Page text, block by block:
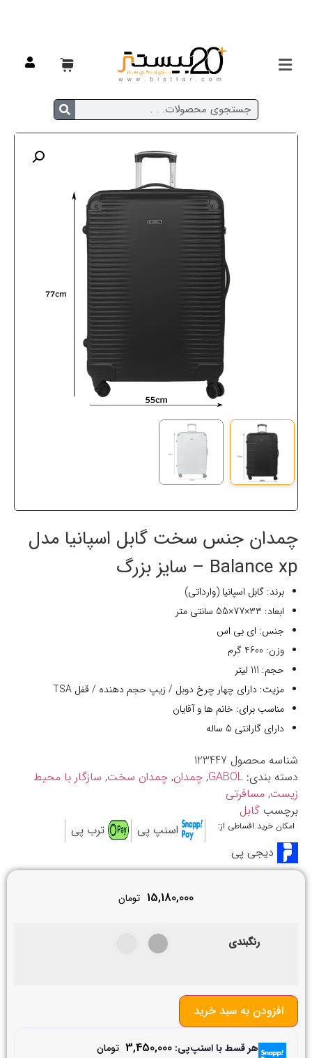
چمدان جنس سخت گابل اسپانیا مدل
Balance xp – سایز بزرگ
برند: گابل اسپانیا (وارداتی)
ابعاد: 33×77×55 سانتی متر
جنس: ای بی اس
وزن: 4600 گرم
حجم: 111 لیتر
مزیت: دارای چهار چرخ دوبل / زیپ حجم دهنده / قفل TSA
مناسب برای: خانم ها و آقایان
دارای گارانتی 5 ساله
شناسه محصول 123447
دسته بندی: GABOL
, چمدان, چمدان سخت, سازگار با محیط
زیست, مسافرتی
برچسب گابل
امکان خرید اقساطی از: اسنپ پی
ترب پی
دیجی پی
15,180,000 تومان
رنگبندی
افزودن به سبد خرید
هر قسط با اسنپ‌پی: 3,450,000 تومان